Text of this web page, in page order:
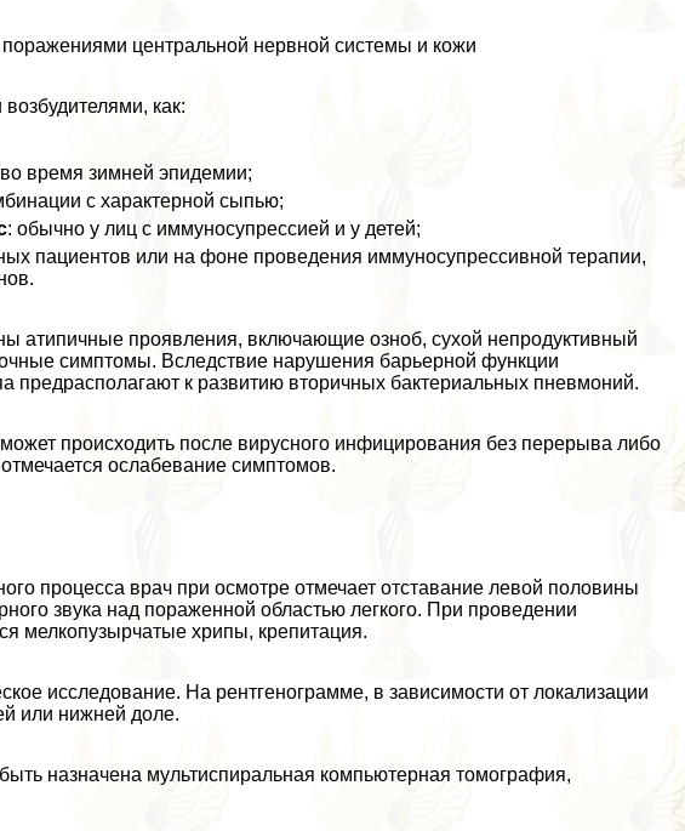
поражениями центральной нервной системы и кожи
как:
время зимней эпидемии;
с хаpaктерной сыпью;
: обычно у лиц с иммуносупрессией и у детей;
пациентов или на фоне проведения иммуносупрессивной терапии,
атипичные проявления, включающие озноб, сухой непродуктивный
симптомы. Вследствие нарушения барьерной функции
предрасполагают к развитию вторичных бактериальных пневмоний.
происходить после вирусного инфицирования без перерыва либо
ослабевание симптомов.
процесса врач при осмотре отмечает отставание левой половины
звука над пораженной областью легкого. При проведении
мелкопузырчатые хрипы, крепитация.
исследование. На рентгенограмме, в зависимости от локализации
или нижней доле.
назначена мультиспиральная компьютерная томография,